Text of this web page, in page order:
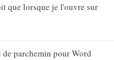
que lorsque je l'ouvre sur
parchemin pour Word